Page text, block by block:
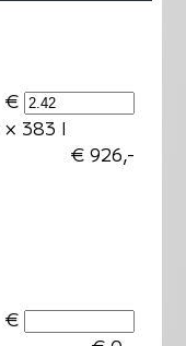
€
× 383 l
€ 926,-
€